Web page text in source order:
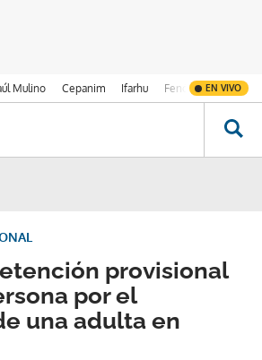
Mulino Cepanim Ifarhu Fenómeno de El
EN VIVO
provisional
por el
una adulta en